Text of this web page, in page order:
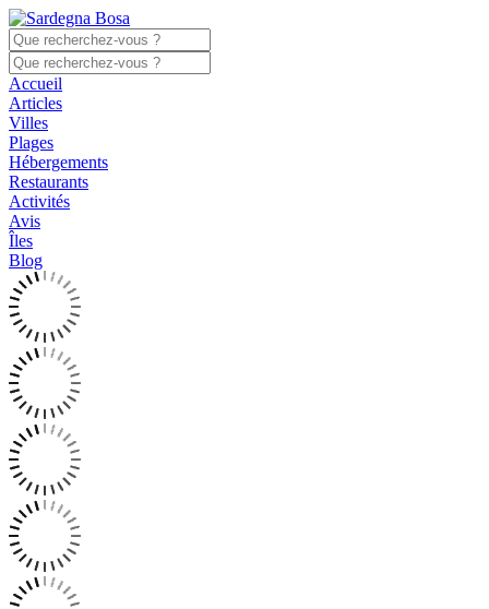
Accueil
Articles
Villes
Plages
Hébergements
Restaurants
Activités
Avis
Îles
Blog